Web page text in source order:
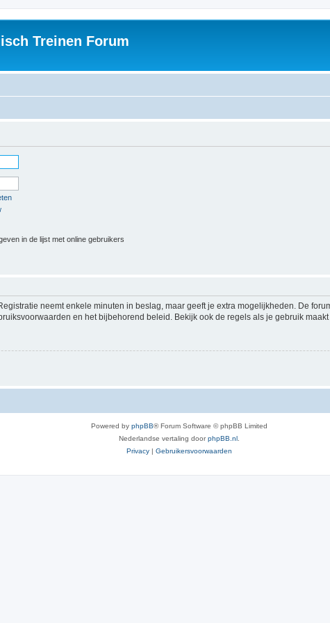
Treinen Forum
in de lijst met online gebruikers
neemt enkele minuten in beslag, maar geeft je extra mogelijkheden. De
en het bijbehorend beleid. Bekijk ook de regels als je gebruik maakt
Powered by phpBB® Forum Software © phpBB Limited
Nederlandse vertaling doorphpBB.nl
Privacy | Gebruikersvoorwaarden